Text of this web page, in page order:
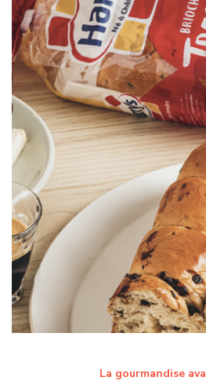
La gourmandise